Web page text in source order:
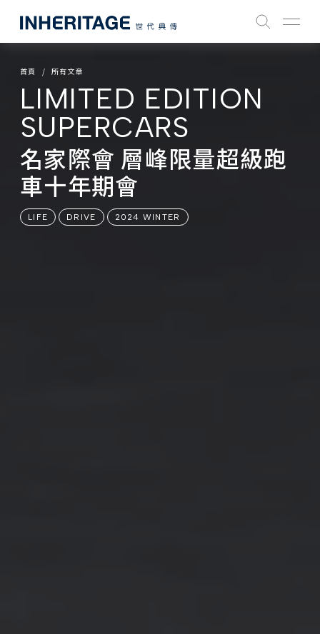
首頁 所有文章
LIMITED EDITION
SUPERCARS
名家際會 層峰限量超級跑
車十年期會
LIFE DRIVE 2024 WINTER